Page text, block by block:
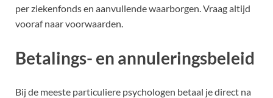
per ziekenfonds en aanvullende waarborgen. Vraag altijd
vooraf naar voorwaarden.
Betalings- en annuleringsbeleid
Bij de meeste particuliere psychologen betaal je direct na